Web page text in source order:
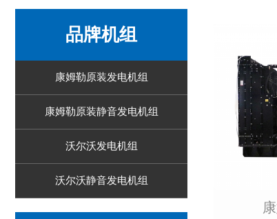
品牌机组
康姆勒原装发电机组
康姆勒原装静音发电机组
沃尔沃发电机组
沃尔沃静音发电机组